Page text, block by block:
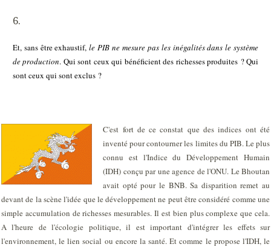
Et, sans être exhaustif,le PIB ne mesure pas les inégalités dans le système
de production. Qui sont ceux qui bénéficient des richesses produites ? Qui
sont ceux qui sont exclus ?
C'est fort de ce constat que des indices ont été
inventé pour contourner les limites du PIB. Le plus
connu est l'Indice du Développement Humain
(IDH) conçu par une agence de l'ONU. Le Bhoutan
avait opté pour le BNB. Sa disparition remet au
devant de la scène l'idée que le développement ne peut être considéré comme une
simple accumulation de richesses mesurables. Il est bien plus complexe que cela.
A l'heure de l'écologie politique, il est important d'intégrer les effets sur
l'environnement, le lien social ou encore la santé. Et comme le propose l'IDH, le